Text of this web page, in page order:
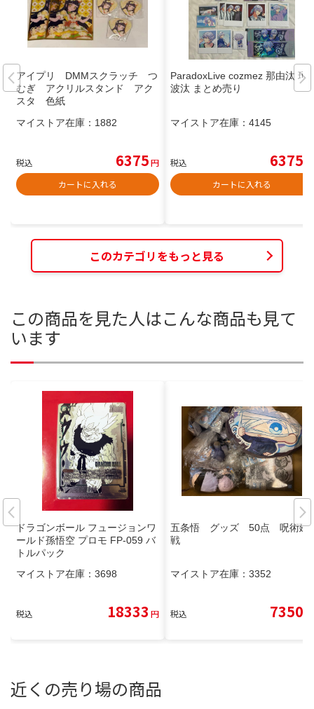
アイプリ DMMスクラッチ つ
むぎ アクリルスタンド アク
スタ 色紙
マイストア在庫： 1882
税込 6375円
カートに入れる
ParadoxLive cozmez 那由汰 珂
波汰 まとめ売り
マイストア在庫： 4145
税込 6375
カートに入れる
このカテゴリをもっと見る
この商品を見た人はこんな商品も見て
います
ドラゴンボール フュージョンワ
ールド孫悟空 プロモ FP-059 バ
トルパック
マイストア在庫： 3698
税込 18333 円
五条悟 グッズ 50点 呪術廻
戦
マイストア在庫： 3352
税込 7350
近くの売り場の商品